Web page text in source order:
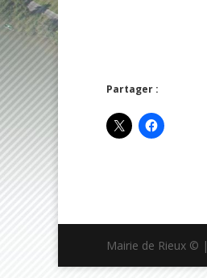
Partager :
Mairie de Rieux © |